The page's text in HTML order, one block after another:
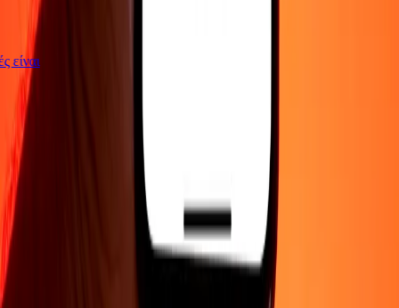
είναι
ΕΤΑΙΡΕΙΑ
Σχετικά με εμάς
Θέσεις εργασίαςΑσφάλεια
πράκτορας
ΥΠΟΣΤΗΡΙΞΗ
Πολιτική απορρήτου
Ειδοποίηση για cookiesΌροι και
Κέντρο βοήθειας